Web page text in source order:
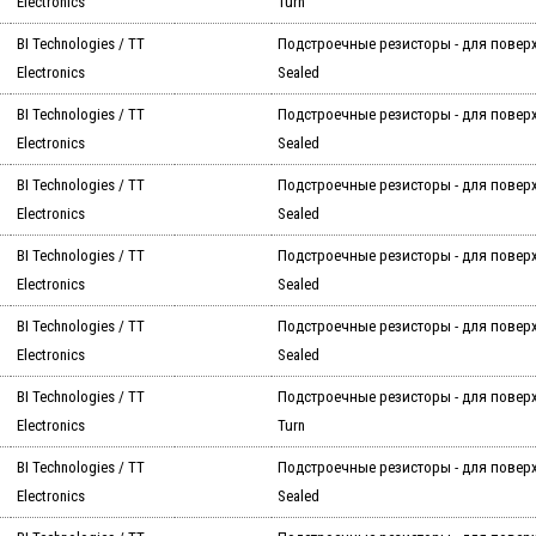
BI Technologies / TT
Electronics
Подстроечные резисторы - для
Sealed
BI Technologies / TT
Electronics
Подстроечные резисторы - для
Sealed
BI Technologies / TT
Electronics
Подстроечные резисторы - для
Sealed
BI Technologies / TT
Electronics
Подстроечные резисторы - для
Sealed
BI Technologies / TT
Electronics
Подстроечные резисторы - для
Sealed
BI Technologies / TT
Electronics
Подстроечные резисторы - для
Turn
BI Technologies / TT
Electronics
Подстроечные резисторы - для
Sealed